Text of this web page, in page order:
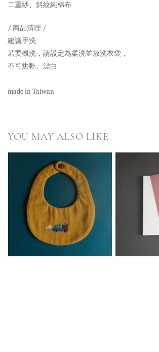
二重紗、斜紋純棉布
/ 商品清理 /
建議手洗
若要機洗，請設定為柔洗並放洗衣袋，
不可烘乾、漂白
made in Taiwan
YOU MAY ALSO LIKE